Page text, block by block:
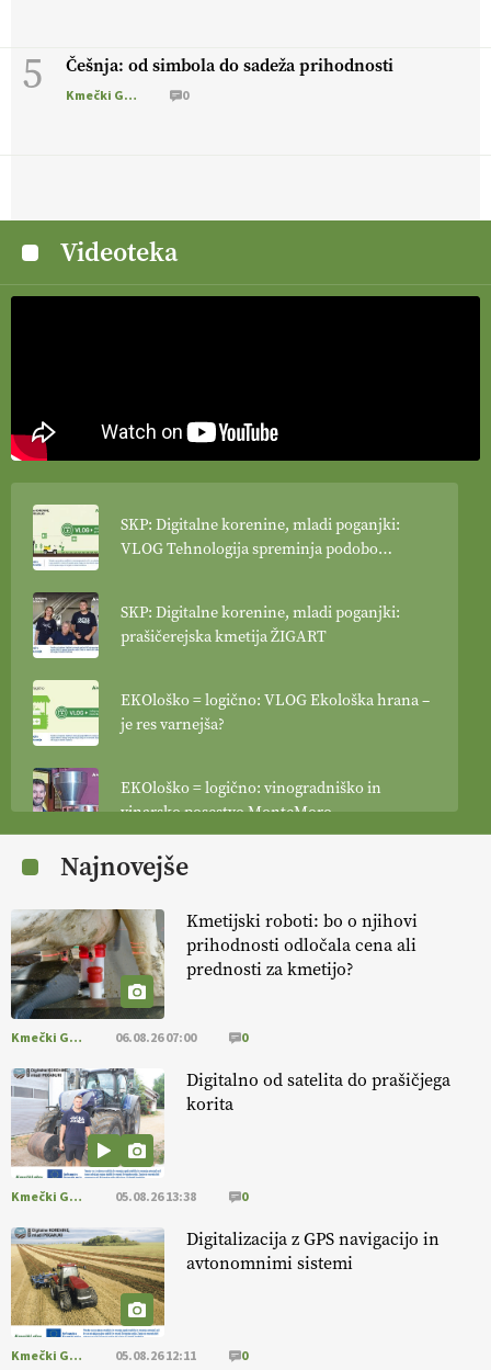
5 Češnja: od simbola do sadeža prihodnosti
Kmečki Glas 0
Videoteka
SKP: Digitalne korenine, mladi poganjki:
VLOG Tehnologija spreminja podobo
SKP: Digitalne korenine, mladi poganjki:
prašičerejska kmetija ŽIGART
EKOloško = logično: VLOG Ekološka hrana –
je res varnejša?
EKOloško = logično: vinogradniško in
vinarsko posestvo MonteMoro
EKOloško = logično: ekološka kmetija
EKOloško = logično: ekološka kmetija
HOMAR
EKOloško = logično: VLOG Ekološko
kmetijstvo brez škropljenja?
EKOloško = logično: ekološka kmetija
ALTENBAHER
EKOloško = logično: ekološko oljarstvo
MORGAN
EKOloško = logično: ekološka kmetija
FREŠER
Najnovejše
Kmetijski roboti: bo o njihovi
prihodnosti odločala cena ali
prednosti za kmetijo?
Kmečki Glas 06.08.26 07:00 0
Digitalno od satelita do prašičjega
korita
Kmečki Glas 05.08.26 13:38 0
Digitalizacija z GPS navigacijo in
avtonomnimi sistemi
Kmečki Glas 05.08.26 12:11 0